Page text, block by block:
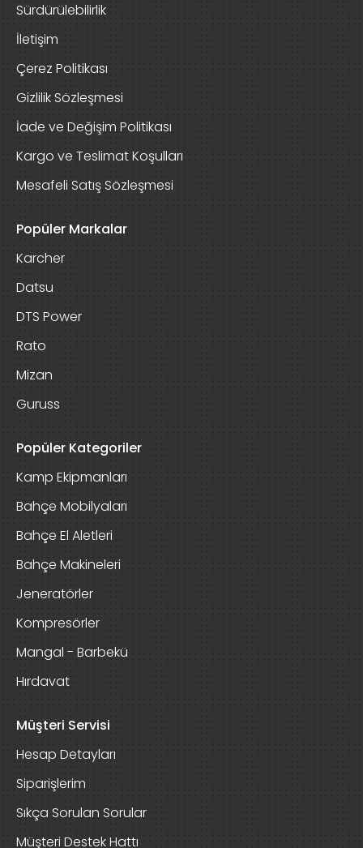
Sürdürülebilirlik
İletişim
Çerez Politikası
Gizlilik Sözleşmesi
İade ve Değişim Politikası
Kargo ve Teslimat Koşulları
Mesafeli Satış Sözleşmesi
Popüler Markalar
Karcher
Datsu
DTS Power
Rato
Mizan
Guruss
Popüler Kategoriler
Kamp Ekipmanları
Bahçe Mobilyaları
Bahçe El Aletleri
Bahçe Makineleri
Jeneratörler
Kompresörler
Mangal - Barbekü
Hırdavat
Müşteri Servisi
Hesap Detayları
Siparişlerim
Sıkça Sorulan Sorular
Müşteri Destek Hattı